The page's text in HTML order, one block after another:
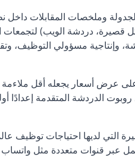
وملخصات المقابلات داخل
قصيرة، دردشة الويب) لتجمعات
وإنتاجية مسؤولي التوظيف،
على عرض أسعار يجعله أقل
الدردشة المتقدمة إعدادًا
التي لديها احتياجات توظيف
عبر قنوات متعددة مثل